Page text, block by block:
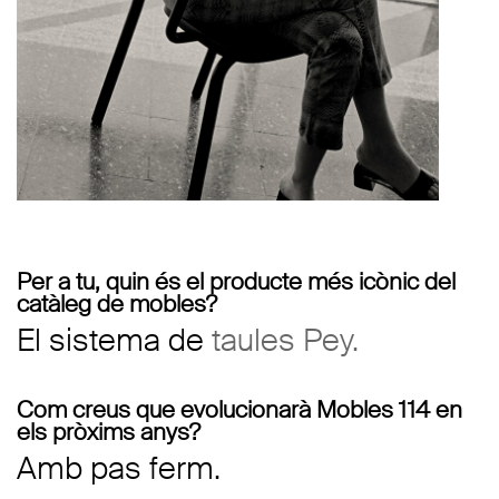
Per a tu, quin és el producte més icònic del
catàleg de mobles?
El sistema de taules Pey.
Com creus que evolucionarà Mobles 114 en
els pròxims anys?
Amb pas ferm.